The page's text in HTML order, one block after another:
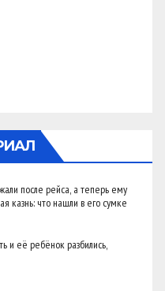
после рейса, а теперь ему
казнь: что нашли в его сумке
и её ребёнок разбились,